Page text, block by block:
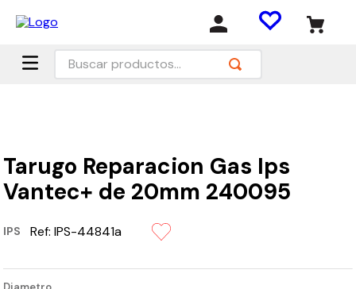
Buscar productos...
Tarugo Reparacion Gas Ips
Vantec+ de 20mm 240095
IPS Ref:IPS-44841a